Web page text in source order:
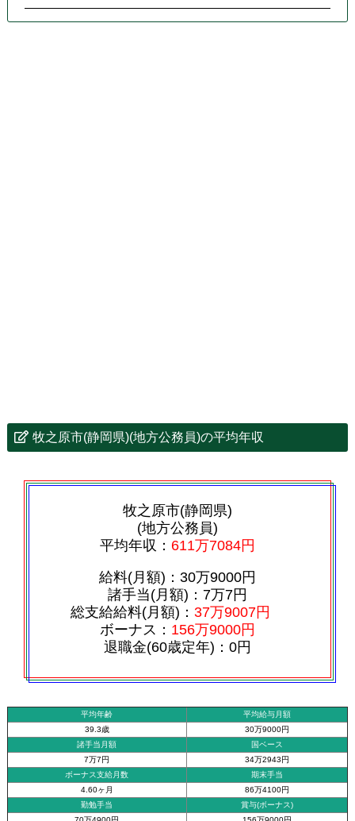
牧之原市(静岡県)(地方公務員)の平均年収
牧之原市(静岡県)
(地方公務員)
平均年収： 611万7084円
給料(月額)：30万9000円
諸手当(月額)：7万7円
総支給給料(月額)： 37万9007円
ボーナス： 156万9000円
退職金(60歳定年)：0円
平均年齢
平均給与月額
39.3歳
30万9000円
諸手当月額
国ベース
7万7円
34万2943円
ボーナス支給月数
期末手当
4.60ヶ月
86万4100円
勤勉手当
賞与(ボーナス)